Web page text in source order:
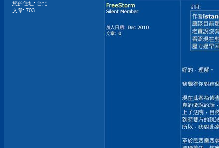
您的住址: 台北
文章: 703